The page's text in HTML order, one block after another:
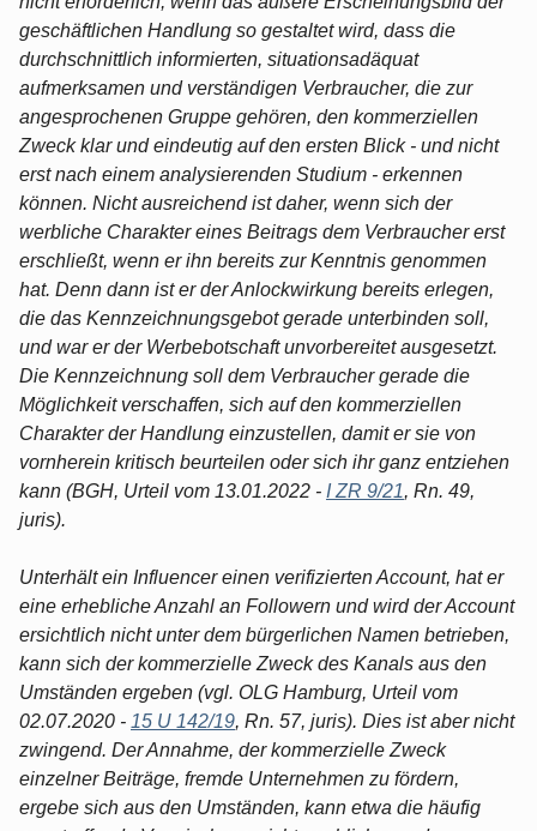
geschäftlichen Handlung so gestaltet wird, dass die
durchschnittlich informierten, situationsadäquat
aufmerksamen und verständigen Verbraucher, die zur
angesprochenen Gruppe gehören, den kommerziellen
Zweck klar und eindeutig auf den ersten Blick - und nicht
erst nach einem analysierenden Studium - erkennen
können. Nicht ausreichend ist daher, wenn sich der
werbliche Charakter eines Beitrags dem Verbraucher erst
erschließt, wenn er ihn bereits zur Kenntnis genommen
hat. Denn dann ist er der Anlockwirkung bereits erlegen,
die das Kennzeichnungsgebot gerade unterbinden soll,
und war er der Werbebotschaft unvorbereitet ausgesetzt.
Die Kennzeichnung soll dem Verbraucher gerade die
Möglichkeit verschaffen, sich auf den kommerziellen
Charakter der Handlung einzustellen, damit er sie von
vornherein kritisch beurteilen oder sich ihr ganz entziehen
kann (BGH, Urteil vom 13.01.2022 - I ZR 9/21, Rn. 49,
juris).
Unterhält ein Influencer einen verifizierten Account, hat er
eine erhebliche Anzahl an Followern und wird der Account
ersichtlich nicht unter dem bürgerlichen Namen betrieben,
kann sich der kommerzielle Zweck des Kanals aus den
Umständen ergeben (vgl. OLG Hamburg, Urteil vom
02.07.2020 - 15 U 142/19, Rn. 57, juris). Dies ist aber nicht
zwingend. Der Annahme, der kommerzielle Zweck
einzelner Beiträge, fremde Unternehmen zu fördern,
ergebe sich aus den Umständen, kann etwa die häufig